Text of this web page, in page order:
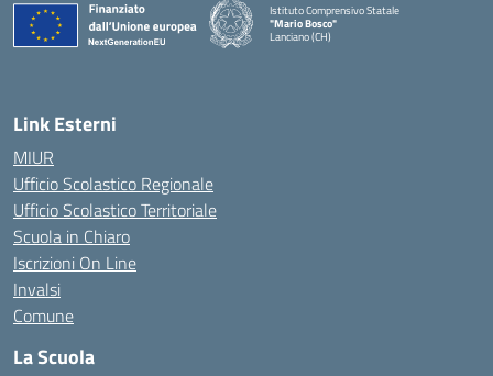
Istituto Comprensivo Statale
"Mario Bosco"
Lanciano (CH)
Link Esterni
MIUR
Ufficio Scolastico Regionale
Ufficio Scolastico Territoriale
Scuola in Chiaro
Iscrizioni On Line
Invalsi
Comune
La Scuola